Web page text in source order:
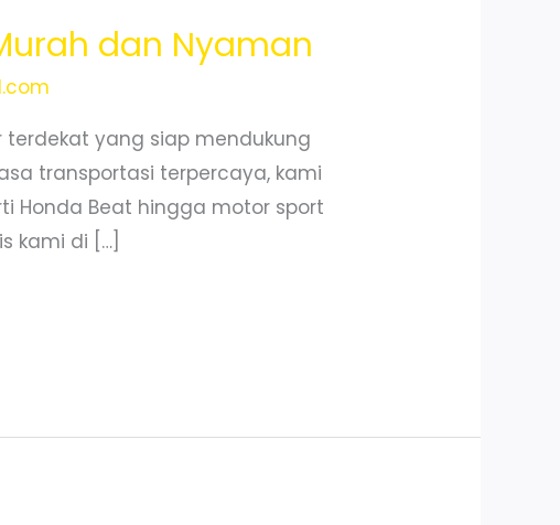
dan Nyaman
terdekat yang siap mendukung
transportasi terpercaya, kami
Honda Beat hingga motor sport
kami di […]